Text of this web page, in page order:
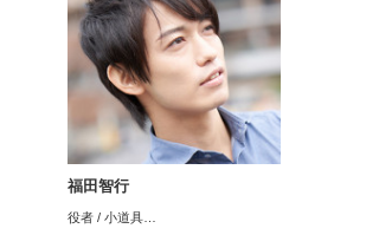
福田智行
役者 / 小道具…